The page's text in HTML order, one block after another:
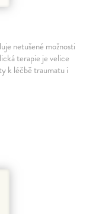
netušené možnosti
terapie je velice
k léčbě traumatu i